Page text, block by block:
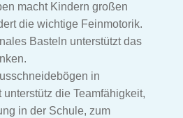
Bastelbogen
macht Kindern großen
die wichtige Feinmotorik.
Basteln unterstützt das
in
unterstütz die Teamfähigkeit,
in der Schule, zum